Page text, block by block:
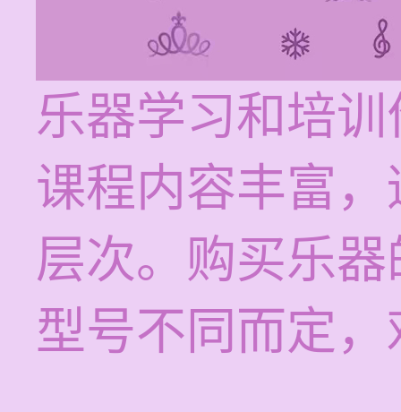
乐器学习和培
课程内容丰富
层次。购买乐
型号不同而定